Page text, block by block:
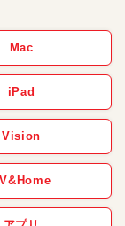
Mac
iPad
Vision